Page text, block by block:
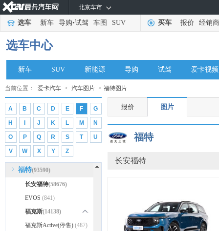
北京车市
选车 新车 导购•试驾 车图 SUV 买车 报价 经销商
选车中心
新车 SUV 新能源 导购 试驾 爱卡视频
当前位置： 爱卡汽车 > 汽车图片 > 福特图片
A B C D E F G
H J K L M N
O P Q R S T U
V W X Y Z
东风瑞泰特(78)
Detroit Electric(16)
大运 (1245)
大发
Datsun
Donkervoort(35)
E
212 (1406)
F
丰田 (170832)
福特(93590)
长安福特(58676)
EVOS (841)
福克斯(14138)
福克斯(5843)
福克斯Active(停售) (487)
报价 图片
福特
长安福特